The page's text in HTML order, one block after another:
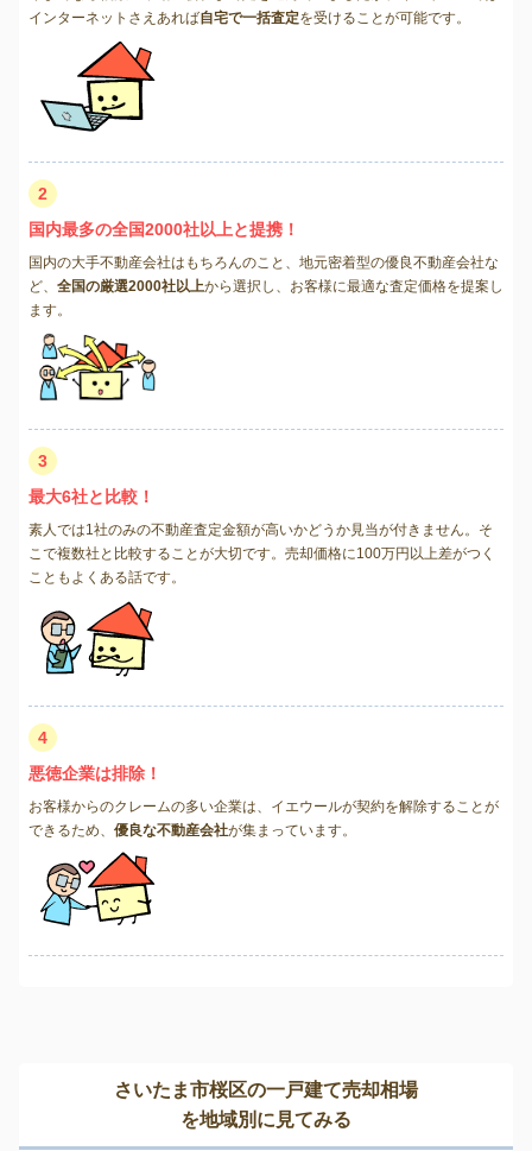
インターネットさえあれば自宅で一括査定を受けることが可能です。
2
国内最多の全国2000社以上と提携！
国内の大手不動産会社はもちろんのこと、地元密着型の優良不動産会社な
ど、 全国の厳選2000社以上から選択し、お客様に最適な査定価格を提案し
ます。
3
最大6社と比較！
素人では1社のみの不動産査定金額が高いかどうか見当が付きません。そ
こで複数社と比較することが大切です。売却価格に100万円以上差がつく
こともよくある話です。
4
悪徳企業は排除！
お客様からのクレームの多い企業は、イエウールが契約を解除することが
できるため、 優良な不動産会社が集まっています。
さいたま市桜区の一戸建て売却相場
を地域別に見てみる